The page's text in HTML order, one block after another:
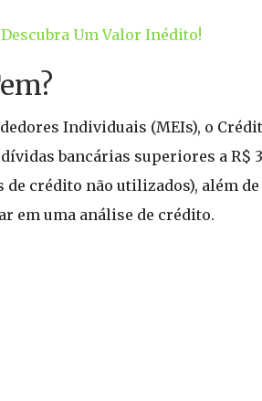
Um Valor Inédito!
Individuais (MEIs), o
bancárias superiores a R$
crédito não utilizados), além
em uma análise de crédito.